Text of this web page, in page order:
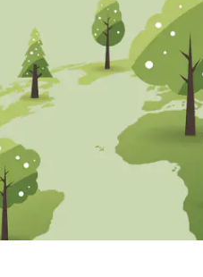
Omexom Technikforum
Omnidec
Paumier Industrie
Paumier Marine
Process Energy
Provelec Sud
Qivy
Qivy Habitat